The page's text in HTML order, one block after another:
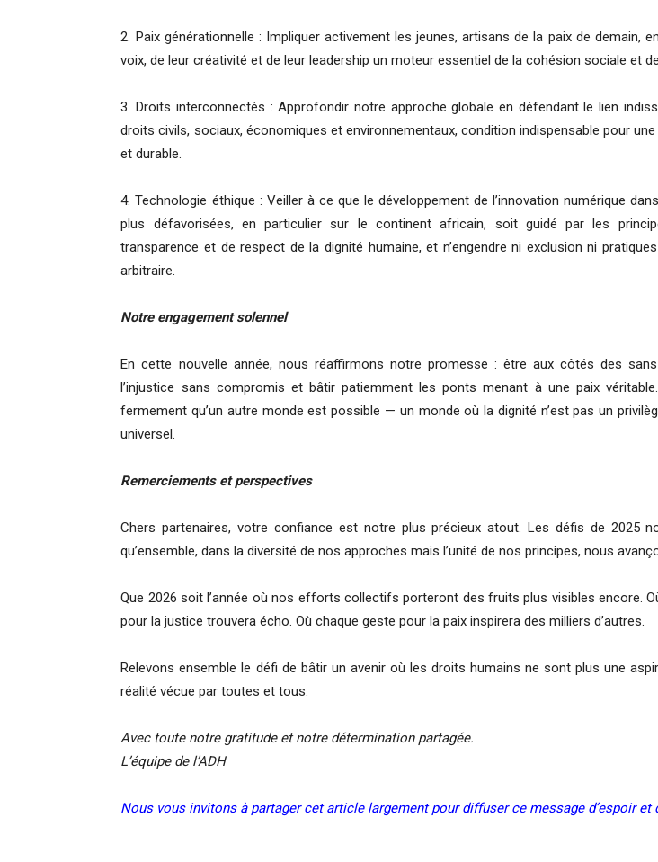
2. Paix générationnelle : Impliquer activement les jeunes, artisans de la paix de demain,
voix, de leur créativité et de leur leadership un moteur essentiel de la cohésion sociale et
3. Droits interconnectés : Approfondir notre approche globale en défendant le lien
droits civils, sociaux, économiques et environnementaux, condition indispensable pour
et durable.
4. Technologie éthique : Veiller à ce que le développement de l’innovation numérique
plus défavorisées, en particulier sur le continent africain, soit guidé par les
transparence et de respect de la dignité humaine, et n’engendre ni exclusion ni
arbitraire.
Notre engagement solennel
En cette nouvelle année, nous réaffirmons notre promesse : être aux côtés des
l’injustice sans compromis et bâtir patiemment les ponts menant à une paix
fermement qu’un autre monde est possible — un monde où la dignité n’est pas un
universel.
Remerciements et perspectives
Chers partenaires, votre confiance est notre plus précieux atout. Les défis de 2025
qu’ensemble, dans la diversité de nos approches mais l’unité de nos principes, nous
Que 2026 soit l’année où nos efforts collectifs porteront des fruits plus visibles encore.
pour la justice trouvera écho. Où chaque geste pour la paix inspirera des milliers d’autres.
Relevons ensemble le défi de bâtir un avenir où les droits humains ne sont plus une
réalité vécue par toutes et tous.
Avec toute notre gratitude et notre détermination partagée.
L’équipe de l’ADH
Nous vous invitons à partager cet article largement pour diffuser ce message d’espoir et